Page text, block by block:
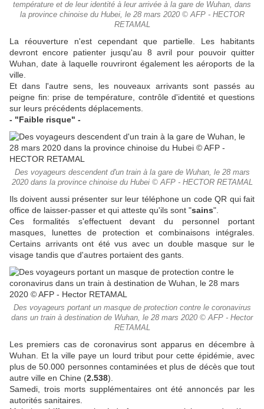
température et de leur identité à leur arrivée à la gare de Wuhan, dans
la province chinoise du Hubei, le 28 mars 2020 © AFP - HECTOR
RETAMAL
La réouverture n'est cependant que partielle. Les habitants
devront encore patienter jusqu'au 8 avril pour pouvoir quitter
Wuhan, date à laquelle rouvriront également les aéroports de la
ville.
Et dans l'autre sens, les nouveaux arrivants sont passés au
peigne fin: prise de température, contrôle d'identité et questions
sur leurs précédents déplacements.
- "Faible risque" -
Des voyageurs descendent d'un train à la gare de Wuhan, le 28 mars
2020 dans la province chinoise du Hubei © AFP - HECTOR RETAMAL
Ils doivent aussi présenter sur leur téléphone un code QR qui fait
office de laisser-passer et qui atteste qu'ils sont "sains".
Ces formalités s'effectuent devant du personnel portant
masques, lunettes de protection et combinaisons intégrales.
Certains arrivants ont été vus avec un double masque sur le
visage tandis que d'autres portaient des gants.
Des voyageurs portant un masque de protection contre le coronavirus
dans un train à destination de Wuhan, le 28 mars 2020 © AFP - Hector
RETAMAL
Les premiers cas de coronavirus sont apparus en décembre à
Wuhan. Et la ville paye un lourd tribut pour cette épidémie, avec
plus de 50.000 personnes contaminées et plus de décès que tout
autre ville en Chine (2.538).
Samedi, trois morts supplémentaires ont été annoncés par les
autorités sanitaires.